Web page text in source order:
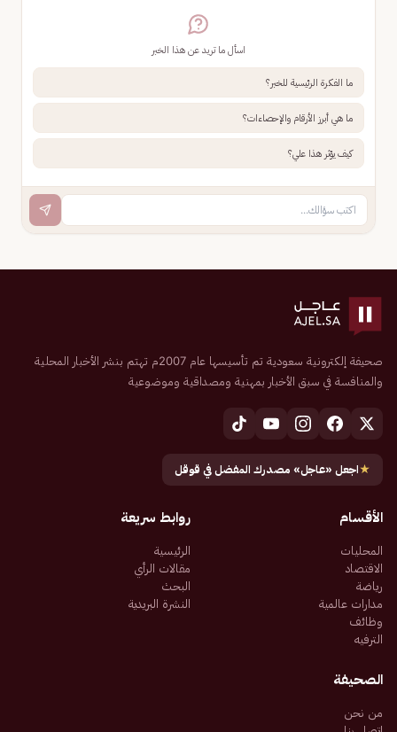
اسأل ما تريد عن هذا الخبر
ما الفكرة الرئيسية للخبر؟
ما هي أبرز الأرقام والإحصاءات؟
كيف يؤثر هذا علي؟
صحيفة إلكترونية سعودية تم تأسيسها عام 2007م تهتم بنشر الأخبار المحلية
والمنافسة في سبق الأخبار بمهنية ومصداقية وموضوعية
★اجعل «عاجل» مصدرك المفضل في قوقل
الأقسام
المحليات
الاقتصاد
رياضة
مدارات عالمية
وظائف
الترفيه
روابط سريعة
الرئيسية
مقالات الرأي
البحث
النشرة البريدية
الصحيفة
من نحن